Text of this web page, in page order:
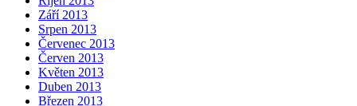
Září 2013
Srpen 2013
Červenec 2013
Červen 2013
Květen 2013
Duben 2013
Březen 2013